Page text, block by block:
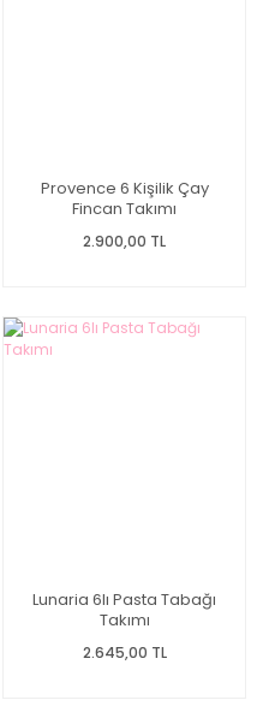
Provence 6 Kişilik Çay
Fincan Takımı
2.900,00 TL
Lunaria 6lı Pasta Tabağı
Takımı
2.645,00 TL